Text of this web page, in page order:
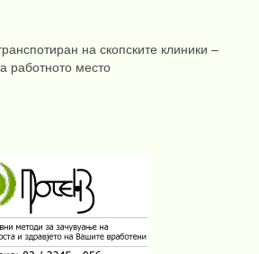
на скопските клиники –
работното место